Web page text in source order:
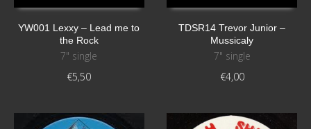
YW001 Lexxy – Lead me to
the Rock
7" single
€5,50
TDSR14 Trevor Junior –
Mussicaly
7" single
€4,00